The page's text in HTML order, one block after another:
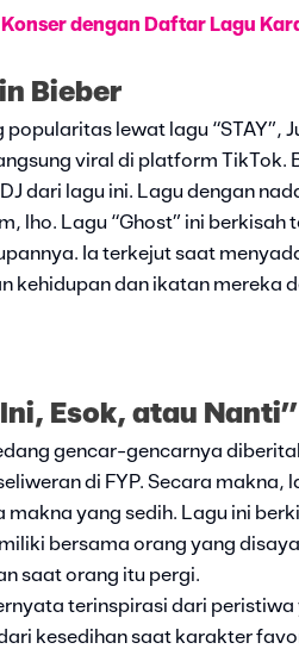
dengan Daftar Lagu
Bieber
lewat lagu “STAY”,
viral di platform TikTok.
dari lagu ini. Lagu dengan
lho. Lagu “Ghost” ini berkisah
Ia terkejut saat
kehidupan dan ikatan mereka
Esok, atau
gencar-gencarnya
di FYP. Secara makna,
makna yang sedih. Lagu ini
bersama orang yang
saat orang itu pergi.
terinspirasi dari peristiwa
kesedihan saat karakter